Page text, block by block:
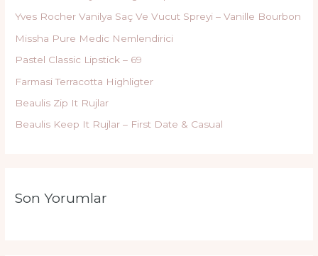
Yves Rocher Vanilya Saç Ve Vucut Spreyi – Vanille Bourbon
Missha Pure Medic Nemlendirici
Pastel Classic Lipstick – 69
Farmasi Terracotta Highligter
Beaulis Zip It Rujlar
Beaulis Keep It Rujlar – First Date & Casual
Son Yorumlar